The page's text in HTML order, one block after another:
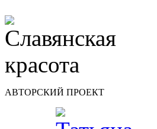
АВТОРСКИЙ ПРОЕКТ